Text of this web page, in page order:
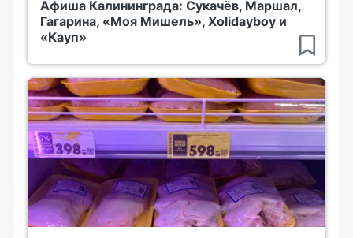
Афиша Калининграда: Сукачёв, Маршал,
Гагарина, «Моя Мишель», Xolidayboy и
«Кауп»